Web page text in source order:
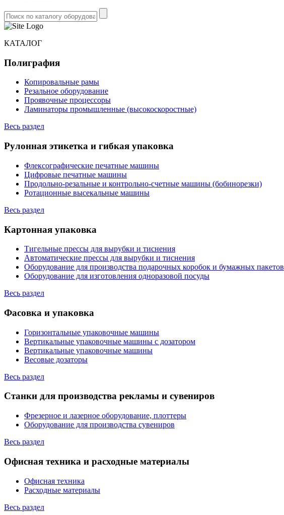
КАТАЛОГ
Полиграфия
Копировальные рамы
Резальное оборудование
Проявочные процессоры
Ламинаторы промышленные (высокоскоростные)
Весь раздел
Рулонная этикетка и гибкая упаковка
Флексографические печатные машины
Цифровые печатные машины
Продольно-резальные и контрольно-счетные машины (бобинорезки)
Ротационные высекальные машины
Весь раздел
Картонная упаковка
Тигельные прессы для вырубки и тиснения
Автоматические прессы для вырубки и тиснения
Оборудование для производства подарочных коробок и бумажных пакетов
Оборудование для изготовления одноразовой посуды
Весь раздел
Фасовка и упаковка
Горизонтальные упаковочные машины
Вертикальные упаковочные машины с дозатором
Вертикальные упаковочные машины
Весовые дозаторы
Весь раздел
Станки для производства рекламы и сувениров
Фрезерное и лазерное оборудование, плоттеры
Оборудование для производства сувениров
Весь раздел
Офисная техника и расходные материалы
Офисная техника
Расходные материалы
Весь раздел